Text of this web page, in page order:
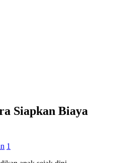
Siapkan Biaya
1